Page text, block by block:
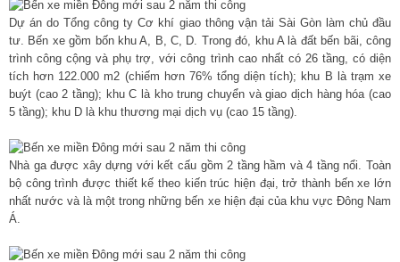
Dự án do Tổng công ty Cơ khí giao thông vận tải Sài Gòn làm chủ đầu
tư. Bến xe gồm bốn khu A, B, C, D. Trong đó, khu A là đất bến bãi, công
trình công cộng và phụ trợ, với công trình cao nhất có 26 tầng, có diện
tích hơn 122.000 m2 (chiếm hơn 76% tổng diện tích); khu B là trạm xe
buýt (cao 2 tầng); khu C là kho trung chuyển và giao dịch hàng hóa (cao
5 tầng); khu D là khu thương mại dịch vụ (cao 15 tầng).
Nhà ga được xây dựng với kết cấu gồm 2 tầng hầm và 4 tầng nổi. Toàn
bộ công trình được thiết kế theo kiến trúc hiện đại, trở thành bến xe lớn
nhất nước và là một trong những bến xe hiện đại của khu vực Đông Nam
Á.